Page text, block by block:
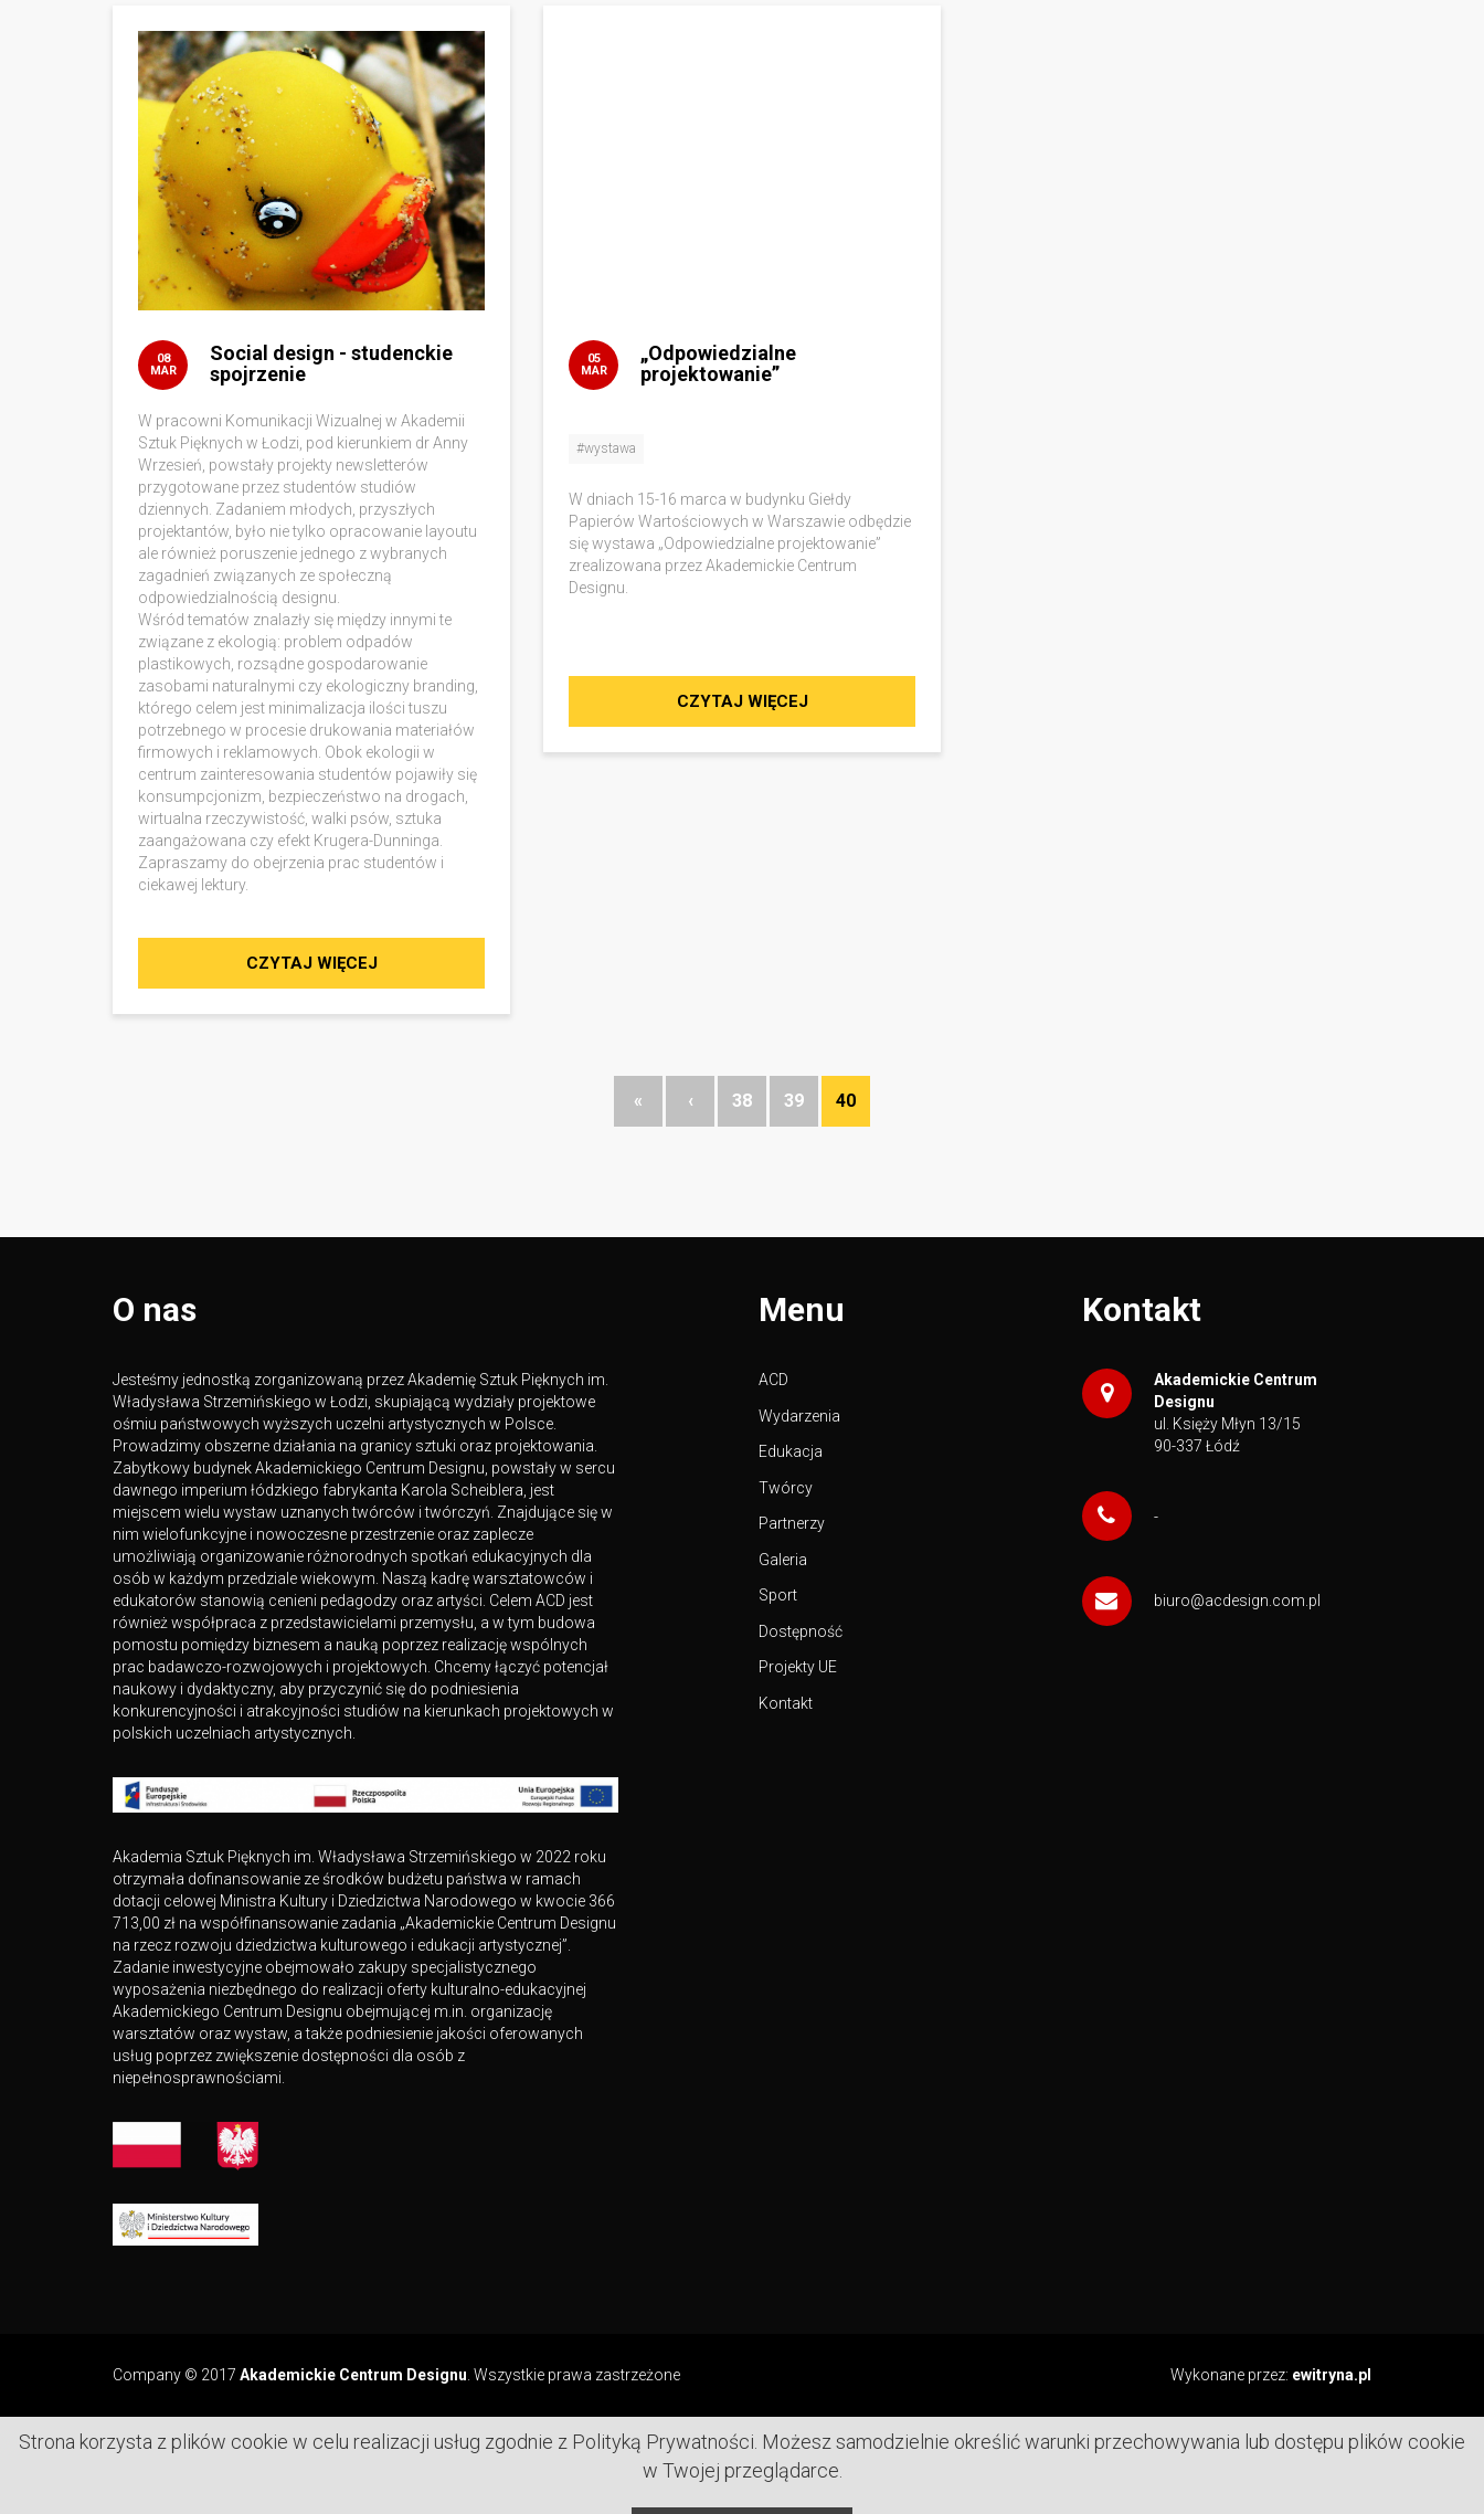
Social design - studenckie
spojrzenie
08
MAR
W pracowni Komunikacji Wizualnej w Akademii
Sztuk Pięknych w Łodzi, pod kierunkiem dr Anny
Wrzesień, powstały projekty newsletterów
przygotowane przez studentów studiów
dziennych. Zadaniem młodych, przyszłych
projektantów, było nie tylko opracowanie layoutu
ale również poruszenie jednego z wybranych
zagadnień związanych ze społeczną
odpowiedzialnością designu.
Wśród tematów znalazły się między innymi te
związane z ekologią: problem odpadów
plastikowych, rozsądne gospodarowanie
zasobami naturalnymi czy ekologiczny branding,
którego celem jest minimalizacja ilości tuszu
potrzebnego w procesie drukowania materiałów
firmowych i reklamowych. Obok ekologii w
centrum zainteresowania studentów pojawiły się
konsumpcjonizm, bezpieczeństwo na drogach,
wirtualna rzeczywistość, walki psów, sztuka
zaangażowana czy efekt Krugera-Dunninga.
Zapraszamy do obejrzenia prac studentów i
ciekawej lektury.
CZYTAJ WIĘCEJ
„Odpowiedzialne
projektowanie”
05
MAR
#wystawa
W dniach 15-16 marca w budynku Giełdy
Papierów Wartościowych w Warszawie odbędzie
się wystawa „Odpowiedzialne projektowanie”
zrealizowana przez Akademickie Centrum
Designu.
CZYTAJ WIĘCEJ
« ‹ 38 39 40
O nas
Jesteśmy jednostką zorganizowaną przez Akademię Sztuk Pięknych im.
Władysława Strzemińskiego w Łodzi, skupiającą wydziały projektowe
ośmiu państwowych wyższych uczelni artystycznych w Polsce.
Prowadzimy obszerne działania na granicy sztuki oraz projektowania.
Zabytkowy budynek Akademickiego Centrum Designu, powstały w sercu
dawnego imperium łódzkiego fabrykanta Karola Scheiblera, jest
miejscem wielu wystaw uznanych twórców i twórczyń. Znajdujące się w
nim wielofunkcyjne i nowoczesne przestrzenie oraz zaplecze
umożliwiają organizowanie różnorodnych spotkań edukacyjnych dla
osób w każdym przedziale wiekowym. Naszą kadrę warsztatowców i
edukatorów stanowią cenieni pedagodzy oraz artyści. Celem ACD jest
również współpraca z przedstawicielami przemysłu, a w tym budowa
pomostu pomiędzy biznesem a nauką poprzez realizację wspólnych
prac badawczo-rozwojowych i projektowych. Chcemy łączyć potencjał
naukowy i dydaktyczny, aby przyczynić się do podniesienia
konkurencyjności i atrakcyjności studiów na kierunkach projektowych w
polskich uczelniach artystycznych.
Akademia Sztuk Pięknych im. Władysława Strzemińskiego w 2022 roku
otrzymała dofinansowanie ze środków budżetu państwa w ramach
dotacji celowej Ministra Kultury i Dziedzictwa Narodowego w kwocie 366
713,00 zł na współfinansowanie zadania „Akademickie Centrum Designu
na rzecz rozwoju dziedzictwa kulturowego i edukacji artystycznej”.
Zadanie inwestycyjne obejmowało zakupy specjalistycznego
wyposażenia niezbędnego do realizacji oferty kulturalno-edukacyjnej
Akademickiego Centrum Designu obejmującej m.in. organizację
warsztatów oraz wystaw, a także podniesienie jakości oferowanych
usług poprzez zwiększenie dostępności dla osób z
niepełnosprawnościami.
Menu
ACD
Wydarzenia
Edukacja
Twórcy
Partnerzy
Galeria
Sport
Dostępność
Projekty UE
Kontakt
Kontakt
Akademickie Centrum
Designu
ul. Księży Młyn 13/15
90-337 Łódź
-
biuro@acdesign.com.pl
Company © 2017 Akademickie Centrum Designu Wszystkie prawa zastrzeżone Wykonane przez: ewitryna.pl
Strona korzysta z plików cookie w celu realizacji usług zgodnie z Polityką Prywatności. Możesz samodzielnie określić warunki przechowywania lub dostępu plików cookie
w Twojej przeglądarce.